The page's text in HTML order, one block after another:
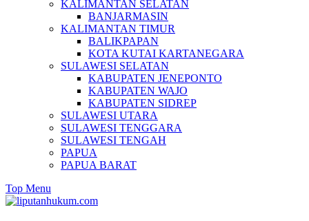
KALIMANTAN SELATAN
BANJARMASIN
KALIMANTAN TIMUR
BALIKPAPAN
KOTA KUTAI KARTANEGARA
SULAWESI SELATAN
KABUPATEN JENEPONTO
KABUPATEN WAJO
KABUPATEN SIDREP
SULAWESI UTARA
SULAWESI TENGGARA
SULAWESI TENGAH
PAPUA
PAPUA BARAT
Top Menu